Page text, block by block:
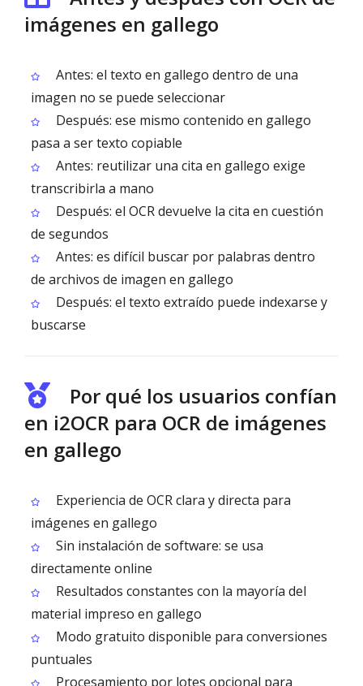
imágenes en gallego
Antes: el texto en gallego dentro de una
imagen no se puede seleccionar
Después: ese mismo contenido en gallego
pasa a ser texto copiable
Antes: reutilizar una cita en gallego exige
transcribirla a mano
Después: el OCR devuelve la cita en cuestión
de segundos
Antes: es difícil buscar por palabras dentro
de archivos de imagen en gallego
Después: el texto extraído puede indexarse y
buscarse
Por qué los usuarios confían
en i2OCR para OCR de imágenes
en gallego
Experiencia de OCR clara y directa para
imágenes en gallego
Sin instalación de software: se usa
directamente online
Resultados constantes con la mayoría del
material impreso en gallego
Modo gratuito disponible para conversiones
puntuales
Procesamiento por lotes opcional para